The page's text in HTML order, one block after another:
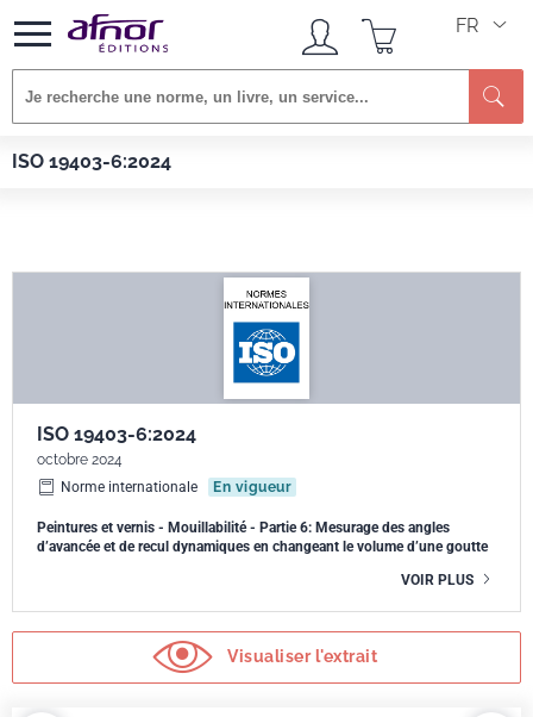
FR
ISO 19403-6:2024
Afnor EDITIONS Normes
ISO 19403-6:2024
octobre 2024
Norme internationale
En vigueur
Peintures et vernis - Mouillabilité - Partie 6: Mesurage des angles
d’avancée et de recul dynamiques en changeant le volume d’une goutte
VOIR PLUS
Visualiser l'extrait